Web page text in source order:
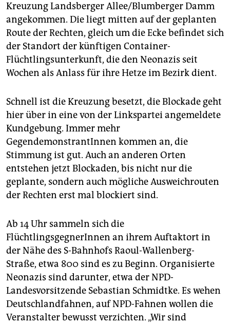
Kreuzung Landsberger Allee/Blumberger Damm
angekommen. Die liegt mitten auf der geplanten
Route der Rechten, gleich um die Ecke befindet sich
der Standort der künftigen Container-
Flüchtlingsunterkunft, die den Neonazis seit
Wochen als Anlass für ihre Hetze im Bezirk dient.
Schnell ist die Kreuzung besetzt, die Blockade geht
hier über in eine von der Linkspartei angemeldete
Kundgebung. Immer mehr
GegendemonstrantInnen kommen an, die
Stimmung ist gut. Auch an anderen Orten
entstehen jetzt Blockaden, bis nicht nur die
geplante, sondern auch mögliche Ausweichrouten
der Rechten erst mal blockiert sind.
Ab 14 Uhr sammeln sich die
FlüchtlingsgegnerInnen an ihrem Auftaktort in
der Nähe des S-Bahnhofs Raoul-Wallenberg-
Straße, etwa 800 sind es zu Beginn. Organisierte
Neonazis sind darunter, etwa der NPD-
Landesvorsitzende Sebastian Schmidtke. Es wehen
Deutschlandfahnen, auf NPD-Fahnen wollen die
Veranstalter bewusst verzichten. „Wir sind